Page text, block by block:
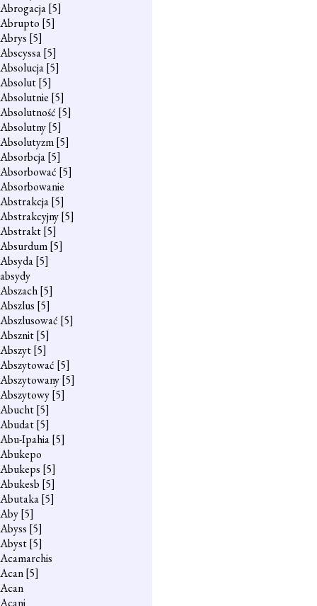
Abrogacja[5]
Abrupto [5]
Abrys [5]
Abscyssa[5]
Absolucja[5]
Absolut[5]
Absolutnie [5]
Absolutność [5]
Absolutny[5]
Absolutyzm[5]
Absorbcja[5]
Absorbować [5]
Absorbowanie
Abstrakcja[5]
Abstrakcyjny[5]
Abstrakt[5]
Absurdum[5]
Absyda[5]
absydy
Abszach[5]
Abszlus [5]
Abszlusować [5]
Absznit[5]
Abszyt[5]
Abszytować [5]
Abszytowany[5]
Abszytowy[5]
Abucht[5]
Abudat[5]
Abu-Ipahia[5]
Abukepo
Abukeps [5]
Abukesb [5]
Abutaka[5]
Aby[5]
Abyss [5]
Abyst[5]
Acamarchis
Acan[5]
Acan
Acani